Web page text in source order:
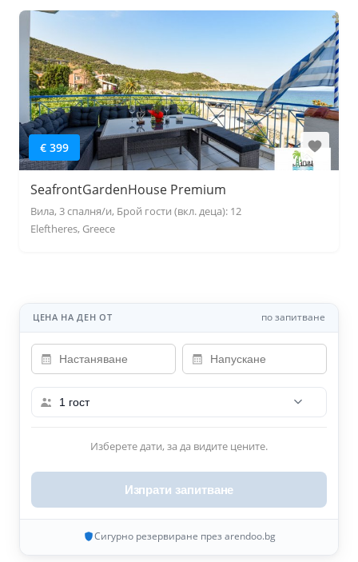
€ 399
SeafrontGardenHouse Premium
Вила, 3 спалня/и, Брой гости (вкл. деца): 12
Eleftheres, Greece
ЦЕНА НА ДЕН ОТ по запитване
1 гост
Изберете дати, за да видите цените.
Изпрати запитване
Сигурно резервиране през arendoo.bg